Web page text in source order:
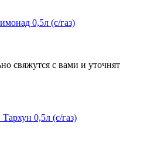
0,5л (с/газ)
свяжутся с вами и уточнят